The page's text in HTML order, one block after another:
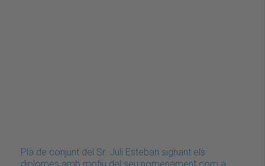
Pla de conjunt del Sr. Juli Esteban signant els